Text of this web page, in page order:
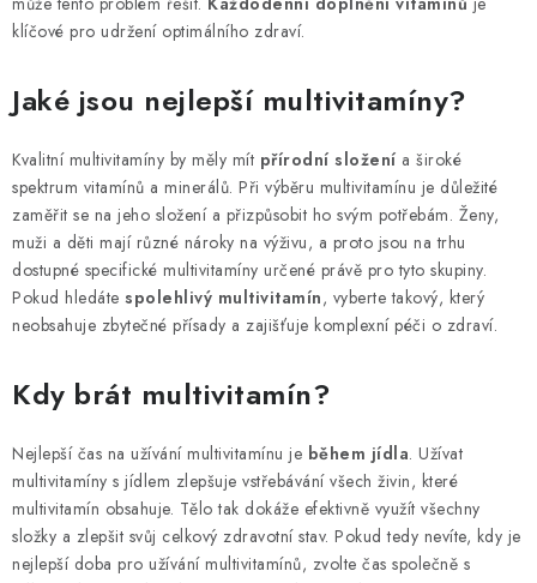
klíčové pro udržení optimálního zdraví.
Jaké jsou nejlepší multivitamíny?
Kvalitní multivitamíny by měly mít přírodní složení a široké
spektrum vitamínů a minerálů. Při výběru multivitamínu je důležité
zaměřit se na jeho složení a přizpůsobit ho svým potřebám. Ženy,
muži a děti mají různé nároky na výživu, a proto jsou na trhu
dostupné specifické multivitamíny určené právě pro tyto skupiny.
Pokud hledáte spolehlivý multivitamín, vyberte takový, který
neobsahuje zbytečné přísady a zajišťuje komplexní péči o zdraví.
Kdy brát multivitamín?
Nejlepší čas na užívání multivitamínu je během jídla. Užívat
multivitamíny s jídlem zlepšuje vstřebávání všech živin, které
multivitamín obsahuje. Tělo tak dokáže efektivně využít všechny
složky a zlepšit svůj celkový zdravotní stav. Pokud tedy nevíte, kdy je
nejlepší doba pro užívání multivitamínů, zvolte čas společně s